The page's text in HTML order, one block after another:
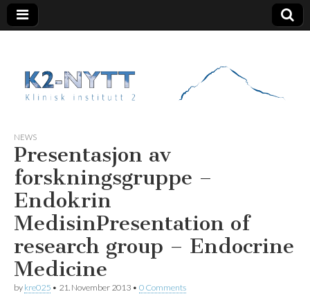
K2 Nytt
NEWS
Presentasjon av
forskningsgruppe –
Endokrin
MedisinPresentation of
research group – Endocrine
Medicine
by kre025 • 21. November 2013 • 0 Comments